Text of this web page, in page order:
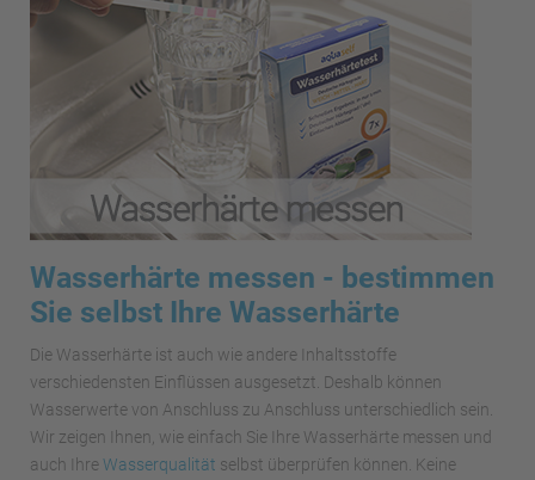
Wasserhärte messen - bestimmen
Sie selbst Ihre Wasserhärte
Die Wasserhärte ist auch wie andere Inhaltsstoffe
verschiedensten Einflüssen ausgesetzt. Deshalb können
Wasserwerte von Anschluss zu Anschluss unterschiedlich sein.
Wir zeigen Ihnen, wie einfach Sie Ihre Wasserhärte messen und
auch IhreWasserqualität selbst überprüfen können. Keine